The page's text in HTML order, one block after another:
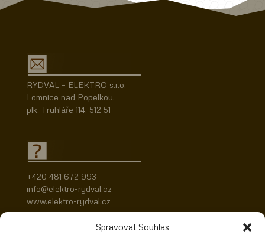
Spravovat Souhlas
RYDVAL – ELEKTRO s.r.o.
Lomnice nad Popelkou,
plk. Truhláře 114, 512 51
+420 481 672 993
info@elektro-rydval.cz
www.elektro-rydval.cz